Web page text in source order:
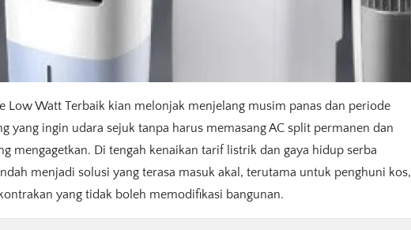
Low Watt Terbaik kian melonjak menjelang musim panas dan periode
yang ingin udara sejuk tanpa harus memasang AC split permanen dan
mengagetkan. Di tengah kenaikan tarif listrik dan gaya hidup serba
menjadi solusi yang terasa masuk akal, terutama untuk penghuni kos,
yang tidak boleh memodifikasi bangunan.